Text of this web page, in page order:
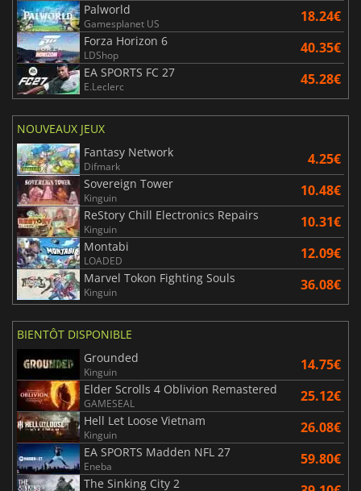
Palworld
Gamesplanet US 18.24€
Forza Horizon 6
LDShop 40.35€
EA SPORTS FC 27
E.Leclerc 45.28€
NOUVEAUX JEUX
Fantasy Network
Difmark 4.25€
Sovereign Tower
Kinguin 10.48€
ReStory Chill Electronics Repairs
Kinguin 10.31€
Montabi
LOADED 12.09€
Marvel Tokon Fighting Souls
Kinguin 36.08€
BIENTÔT DISPONIBLE
Grounded
Kinguin 14.75€
Elder Scrolls 4 Oblivion Remastered
GAMESEAL 25.12€
Hell Let Loose Vietnam
Kinguin 26.08€
EA SPORTS Madden NFL 27
Eneba 59.80€
The Sinking City 2